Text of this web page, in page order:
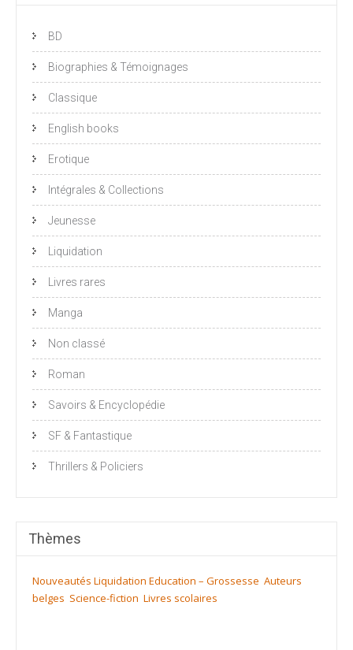
BD
Biographies & Témoignages
Classique
English books
Erotique
Intégrales & Collections
Jeunesse
Liquidation
Livres rares
Manga
Non classé
Roman
Savoirs & Encyclopédie
SF & Fantastique
Thrillers & Policiers
Thèmes
Nouveautés Liquidation Education – Grossesse Auteurs
belges Science-fiction Livres scolaires